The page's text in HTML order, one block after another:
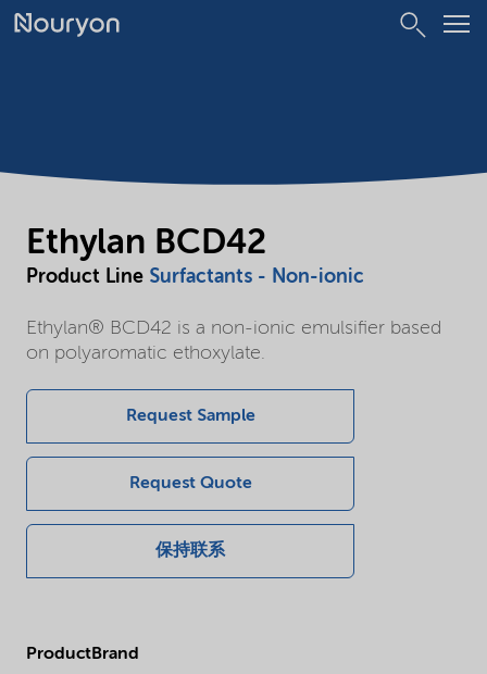
Ethylan BCD42
Product Line Surfactants - Non-ionic
Ethylan® BCD42 is a non-ionic emulsifier based
on polyaromatic ethoxylate.
Request Sample
Request Quote
保持联系
ProductBrand